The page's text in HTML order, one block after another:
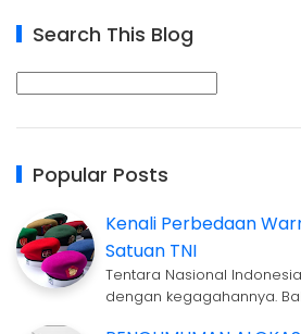
Search This Blog
Popular Posts
Kenali Perbedaan
Satuan TNI
Tentara Nasional
dengan kegagahannya.